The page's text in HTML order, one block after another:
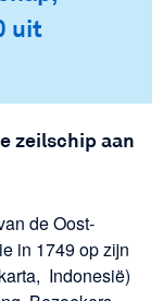
uit
zeilschip aan
de Oost-
in 1749 op zijn
Indonesië)